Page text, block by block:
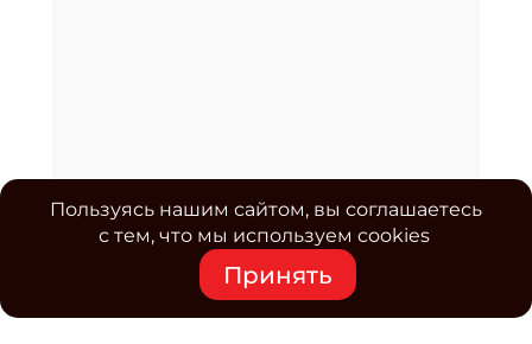
Пользуясь нашим сайтом, вы соглашаетесь
с тем, что мы используем cookies
Принять